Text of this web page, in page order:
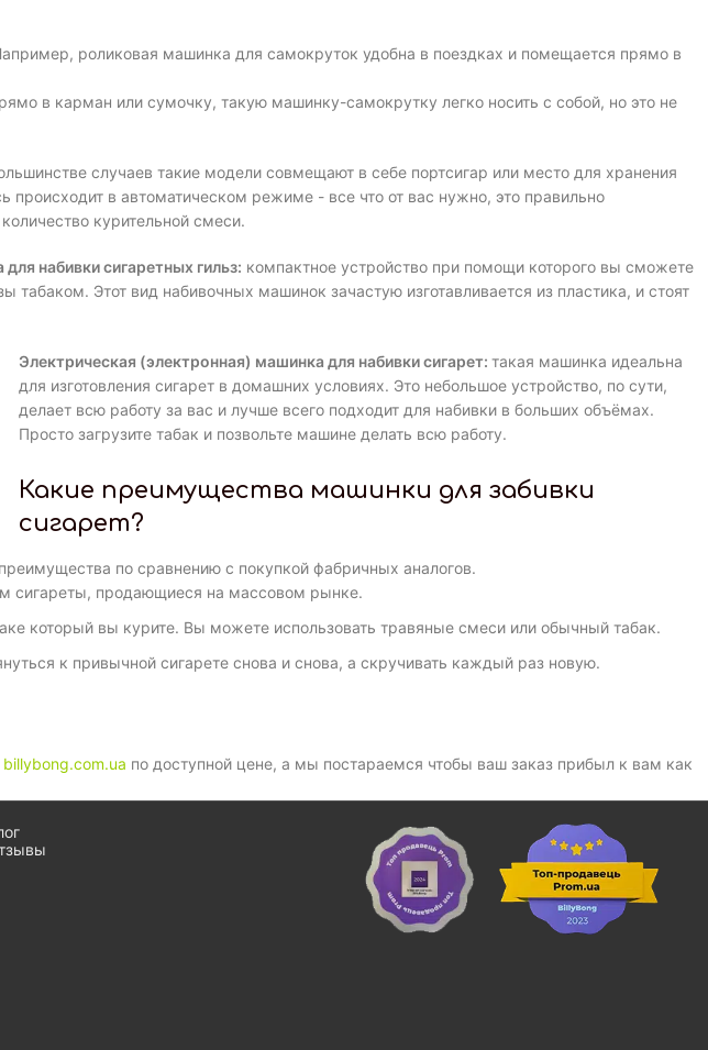
роликовая машинка для самокруток удобна в поездках и помещается прямо в
в карман или сумочку, такую машинку-самокрутку легко носить с собой, но это не
случаев такие модели совмещают в себе портсигар или место для хранения
происходит в автоматическом режиме - все что от вас нужно, это правильно
курительной смеси.
набивки сигаретных гильз: компактное устройство при помощи которого вы сможете
табаком. Этот вид набивочных машинок зачастую изготавливается из пластика, и стоят
Электрическая (электронная) машинка для набивки сигарет: такая машинка идеальна
для изготовления сигарет в домашних условиях. Это небольшое устройство, по сути,
делает всю работу за вас и лучше всего подходит для набивки в больших объёмах.
Просто загрузите табак и позвольте машине делать всю работу.
Какие преимущества машинки для забивки
сигарет?
по сравнению с покупкой фабричных аналогов.
сигареты, продающиеся на массовом рынке.
который вы курите. Вы можете использовать травяные смеси или обычный табак.
к привычной сигарете снова и снова, а скручивать каждый раз новую.
billybong.com.ua по доступной цене, а мы постараемся чтобы ваш заказ прибыл к вам как